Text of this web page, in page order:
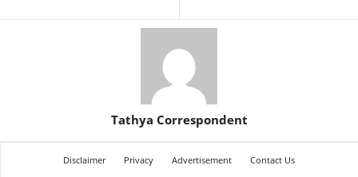
Tathya Correspondent
Disclaimer Privacy Advertisement Contact Us